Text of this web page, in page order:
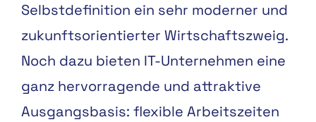
Selbstdefinition ein sehr moderner und
zukunftsorientierter Wirtschaftszweig.
Noch dazu bieten IT-Unternehmen eine
ganz hervorragende und attraktive
Ausgangsbasis: flexible Arbeitszeiten